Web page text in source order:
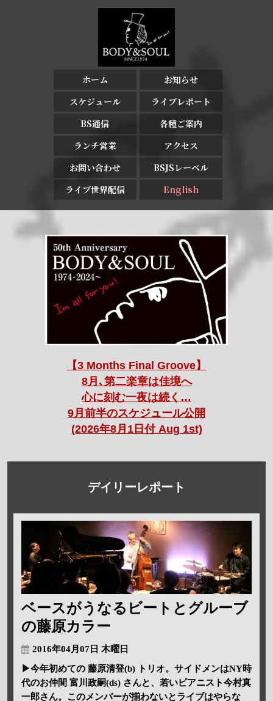
ホーム
お知らせ
スケジュール
ライブレポート
BS通信
各種ご案内
ランチ営業
アクセス
お問い合わせ
BSJSレーベル
ライブ世界配信
English
【3 Months Final Groove】
8月､第二楽章は佳境へ
心に刻む一夜は続く…
9月前半のスケジュール公開
(2026年8月1日付 Aug 1st)
デイリーレポート
ベースがうなるビートとグルーブ
の藤原カラー
2016年04月07日 木曜日
▶今年初めての 藤原清登(b) トリオ。サイドメンはNY時
代のお仲間 富川政嗣(ds) さんと、若いピアニスト今村真
一郎さん。このメンバーが揃わないとライブはやらな